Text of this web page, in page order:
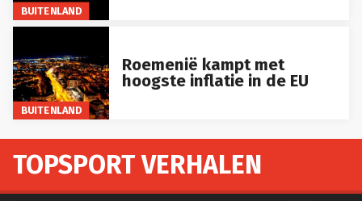
BUITENLAND
BUITENLAND
Roemenië kampt met
hoogste inflatie in de EU
TOPSPORT VERHALEN